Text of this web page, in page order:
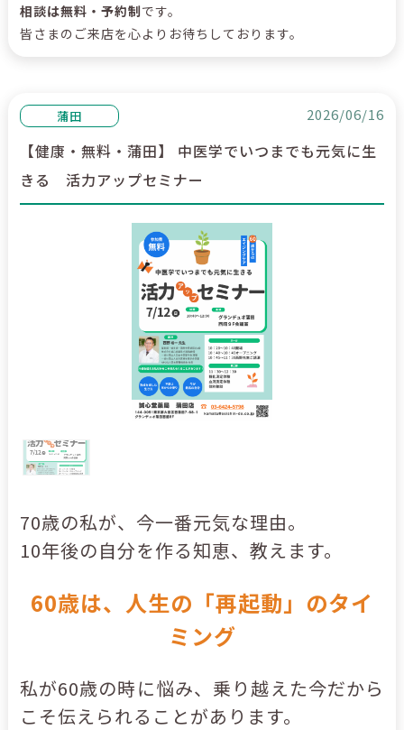
相談は無料・予約制です。
皆さまのご来店を心よりお待ちしております。
蒲田 2026/06/16
【健康・無料・蒲田】 中医学でいつまでも元気に生
きる 活力アップセミナー
70歳の私が、今一番元気な理由。
10年後の自分を作る知恵、教えます。
60歳は、人生の「再起動」のタイ
ミング
私が60歳の時に悩み、乗り越えた今だから
こそ伝えられることがあります。